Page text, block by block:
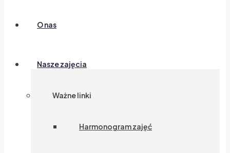
O nas
Nasze zajęcia
Ważne linki
Harmonogram zajęć